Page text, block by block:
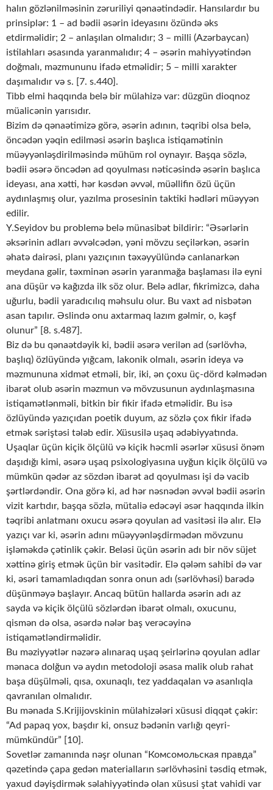
halın gözlənilməsinin zəruriliyi qənaətindədir. Hansılardır bu
prinsiplər: 1 – ad bədii əsərin ideyasını özündə əks
etdirməlidir; 2 – anlaşılan olmalıdır; 3 – milli (Azərbaycan)
istilahları əsasında yaranmalıdır; 4 – əsərin mahiyyətindən
doğmalı, məzmununu ifadə etməlidir; 5 – milli xarakter
daşımalıdır və s. [7. s.440].
Tibb elmi haqqında belə bir mülahizə var: düzgün dioqnoz
müalicənin yarısıdır.
Bizim də qənaətimizə görə, əsərin adının, təqribi olsa belə,
öncədən yəqin edilməsi əsərin başlıca istiqamətinin
müəyyənləşdirilməsində mühüm rol oynayır. Başqa sözlə,
bədii əsərə öncədən ad qoyulması nəticəsində əsərin başlıca
ideyası, ana xətti, hər kəsdən əvvəl, müəllifin özü üçün
aydınlaşmış olur, yazılma prosesinin taktiki hədləri müəyyən
edilir.
Y.Seyidov bu problemə belə münasibət bildirir: “Əsərlərin
əksərinin adları əvvəlcədən, yəni mövzu seçilərkən, əsərin
əhatə dairəsi, planı yazıçının təxəyyülündə canlanarkən
meydana gəlir, təxminən əsərin yaranmağa başlaması ilə eyni
ana düşür və kağızda ilk söz olur. Belə adlar, fikrimizcə, daha
uğurlu, bədii yaradıcılıq məhsulu olur. Bu vaxt ad nisbətən
asan tapılır. Əslində onu axtarmaq lazım gəlmir, o, kəşf
olunur” [8. s.487].
Biz də bu qənaətdəyik ki, bədii əsərə verilən ad (sərlövhə,
başlıq) özlüyündə yığcam, lakonik olmalı, əsərin ideya və
məzmununa xidmət etməli, bir, iki, ən çoxu üç-dörd kəlmədən
ibarət olub əsərin məzmun və mövzusunun aydınlaşmasına
istiqamətlənməli, bitkin bir fikir ifadə etməlidir. Bu isə
özlüyündə yazıçıdan poetik duyum, az sözlə çox fikir ifadə
etmək səriştəsi tələb edir. Xüsusilə uşaq ədəbiyyatında.
Uşaqlar üçün kiçik ölçülü və kiçik həcmli əsərlər xüsusi önəm
daşıdığı kimi, əsərə uşaq psixologiyasına uyğun kiçik ölçülü və
mümkün qədər az sözdən ibarət ad qoyulması işi də vacib
şərtlərdəndir. Ona görə ki, ad hər nəsnədən əvvəl bədii əsərin
vizit kartıdır, başqa sözlə, mütaliə edəcəyi əsər haqqında ilkin
təqribi anlatmanı oxucu əsərə qoyulan ad vasitəsi ilə alır. Elə
yazıçı var ki, əsərin adını müəyyənləşdirmədən mövzunu
işləməkdə çətinlik çəkir. Beləsi üçün əsərin adı bir növ süjet
xəttinə giriş etmək üçün bir vasitədir. Elə qələm sahibi də var
ki, əsəri tamamladıqdan sonra onun adı (sərlövhəsi) barədə
düşünməyə başlayır. Ancaq bütün hallarda əsərin adı az
sayda və kiçik ölçülü sözlərdən ibarət olmalı, oxucunu,
qismən də olsa, əsərdə nələr baş verəcəyinə
istiqamətləndirməlidir.
Bu məziyyətlər nəzərə alınaraq uşaq şeirlərinə qoyulan adlar
mənaca dolğun və aydın metodoloji əsasa malik olub rahat
başa düşülməli, qısa, oxunaqlı, tez yaddaqalan və asanlıqla
qavranılan olmalıdır.
Bu mənada S.Krijijovskinin mülahizələri xüsusi diqqət çəkir:
“Ad papaq yox, başdır ki, onsuz bədənin varlığı qeyri-
mümkündür” [10].
Sovetlər zamanında nəşr olunan “Комсомольская правда”
qəzetində çapa gedən materialların sərlövhəsini təsdiq etmək,
yaxud dəyişdirmək səlahiyyətində olan xüsusi ştat vahidi var